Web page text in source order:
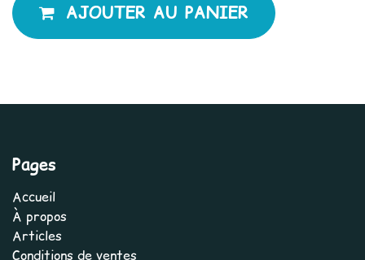
AJOUTER AU PANIER
Pages
Accueil
À propos
Articles
Conditions de ventes